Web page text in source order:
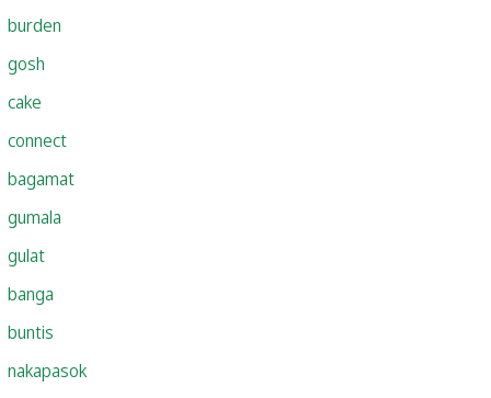
burden
gosh
cake
connect
bagamat
gumala
gulat
banga
buntis
nakapasok